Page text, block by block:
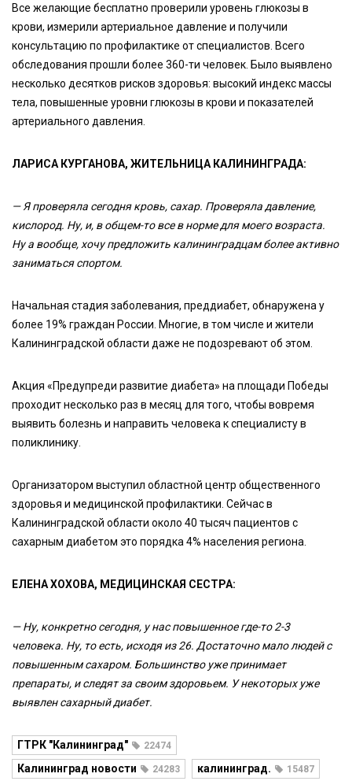
Все желающие бесплатно проверили уровень глюкозы в
крови, измерили артериальное давление и получили
консультацию по профилактике от специалистов. Всего
обследования прошли более 360-ти человек. Было выявлено
несколько десятков рисков здоровья: высокий индекс массы
тела, повышенные уровни глюкозы в крови и показателей
артериального давления.
ЛАРИСА КУРГАНОВА, ЖИТЕЛЬНИЦА КАЛИНИНГРАДА:
— Я проверяла сегодня кровь, сахар. Проверяла давление,
кислород. Ну, и, в общем-то все в норме для моего возраста.
Ну а вообще, хочу предложить калининградцам более активно
заниматься спортом.
Начальная стадия заболевания, преддиабет, обнаружена у
более 19% граждан России. Многие, в том числе и жители
Калининградской области даже не подозревают об этом.
Акция «Предупреди развитие диабета» на площади Победы
проходит несколько раз в месяц для того, чтобы вовремя
выявить болезнь и направить человека к специалисту в
поликлинику.
Организатором выступил областной центр общественного
здоровья и медицинской профилактики. Сейчас в
Калининградской области около 40 тысяч пациентов с
сахарным диабетом это порядка 4% населения региона.
ЕЛЕНА ХОХОВА, МЕДИЦИНСКАЯ СЕСТРА:
— Ну, конкретно сегодня, у нас повышенное где-то 2-3
человека. Ну, то есть, исходя из 26. Достаточно мало людей с
повышенным сахаром. Большинство уже принимает
препараты, и следят за своим здоровьем. У некоторых уже
выявлен сахарный диабет.
ГТРК "Калининград" 22474
Калининград новости 24283 калининград. 15487